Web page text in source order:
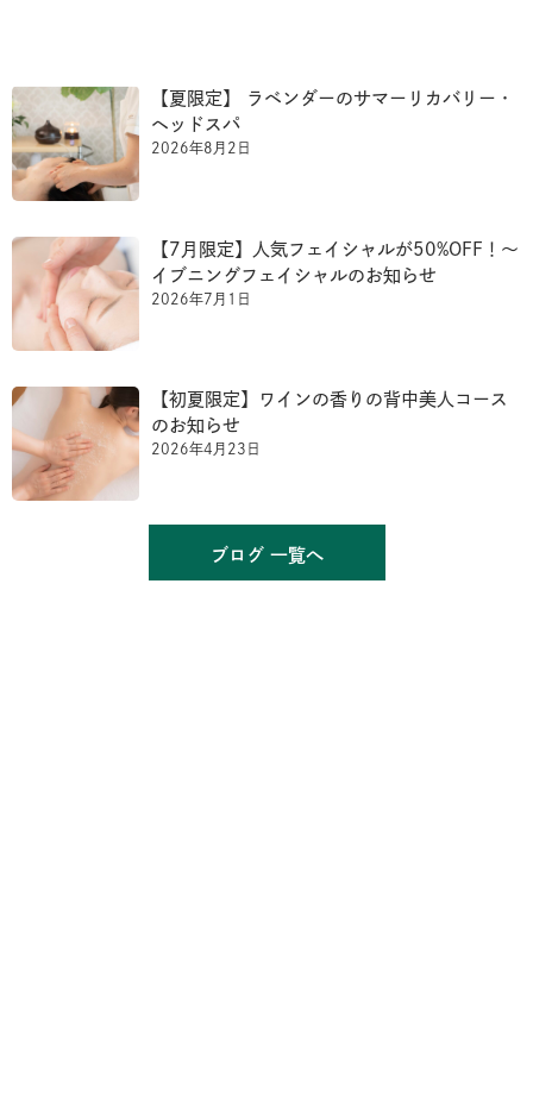
【夏限定】 ラベンダーのサマーリカバリー・
ヘッドスパ
2026年8月2日
【7月限定】人気フェイシャルが50%OFF！〜
イブニングフェイシャルのお知らせ
2026年7月1日
【初夏限定】ワインの香りの背中美人コース
のお知らせ
2026年4月23日
ブログ 一覧へ